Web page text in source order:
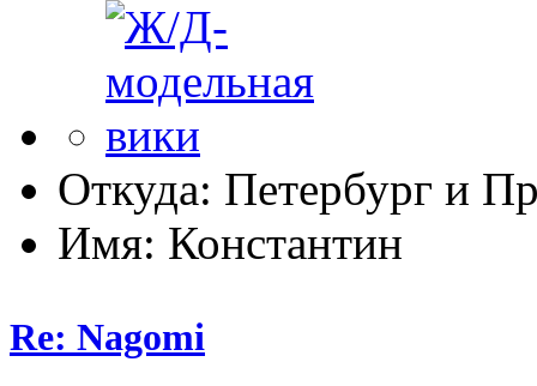
Откуда: Петербург и
Имя: Константин
Re: Nagomi